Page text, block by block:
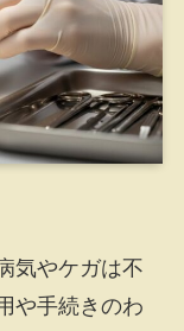
気やケガは不
や手続きのわ